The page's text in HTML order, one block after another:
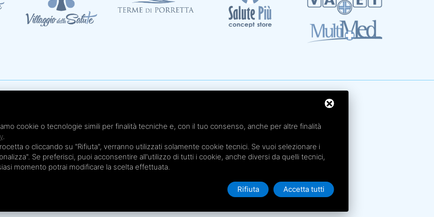
- Cap. Soc. € 20.000,00 i.v.
Terme Felsinee
Terme Acquabios
cookie o tecnologie simili per finalità tecniche e, con il tuo consenso, anche per altre finalità
.
o cliccando su "Rifiuta", verranno utilizzati solamente cookie tecnici. Se vuoi selezionare i
Se preferisci, puoi acconsentire all'utilizzo di tutti i cookie, anche diversi da quelli tecnici,
momento potrai modificare la scelta effettuata.
Rifiuta Accetta tutti